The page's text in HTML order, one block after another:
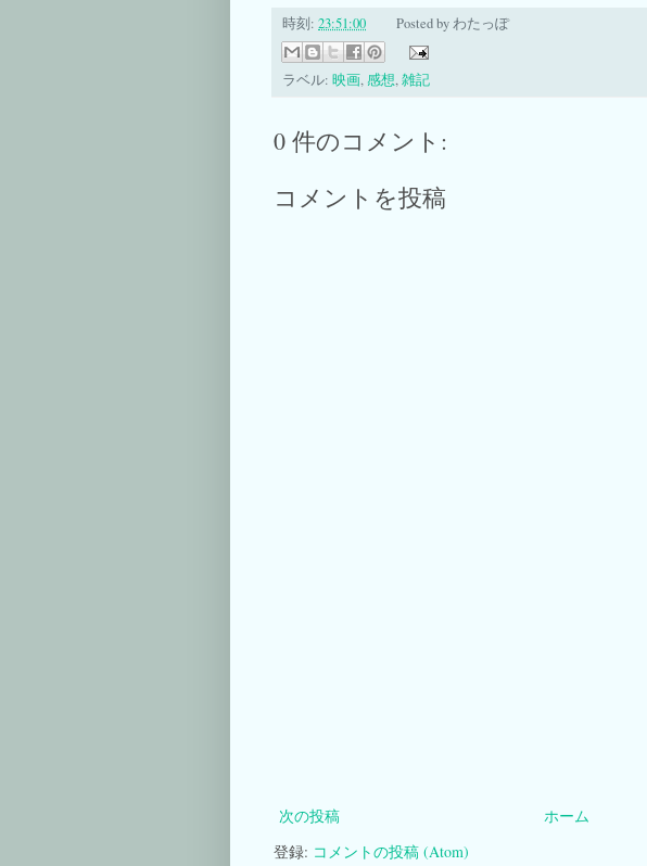
時刻: 23:51:00 Posted byわたっぽ
ラベル: 映画,感想,雑記
0 件のコメント:
コメントを投稿
次の投稿
ホーム
登録: コメントの投稿 (Atom)